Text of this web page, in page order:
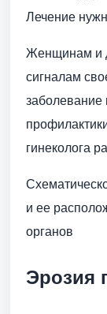
Лечение
Женщинам и
сигналам
заболевание
гинеколога
и ее
органов
Эрозия